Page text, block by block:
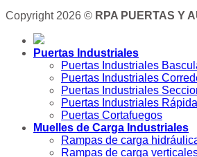
Copyright 2026 © RPA PUERTAS Y
Puertas Industriales
Puertas Industriales
Puertas Industriales
Puertas Industriales
Puertas Industriales
Puertas Cortafuegos
Muelles de Carga Industriales
Rampas de carga
Rampas de carga